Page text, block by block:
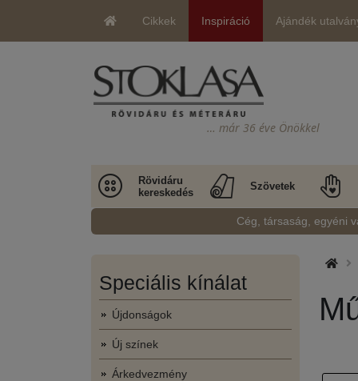
Cikkek Inspiráció Ajándék
… már 36 éve Önökkel
Rövidáru
kereskedés
Szövetek
Cég, társaság, egyéni
Speciális kínálat
Újdonságok
Új színek
Árkedvezmény